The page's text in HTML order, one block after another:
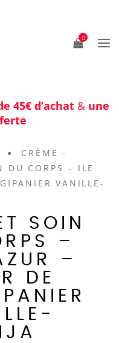
0
45€ d’achat & une
CRÈME -
DU CORPS – ILE
VANILLE-
SOIN
–
–
DE